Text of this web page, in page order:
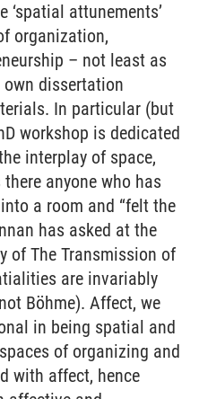
‘spatial attunements’
organization,
– not least as
own dissertation
In particular (but
workshop is dedicated
interplay of space,
anyone who has
a room and “felt the
has asked at the
of The Transmission of
are invariably
Böhme). Affect, we
in being spatial and
of organizing and
with affect, hence